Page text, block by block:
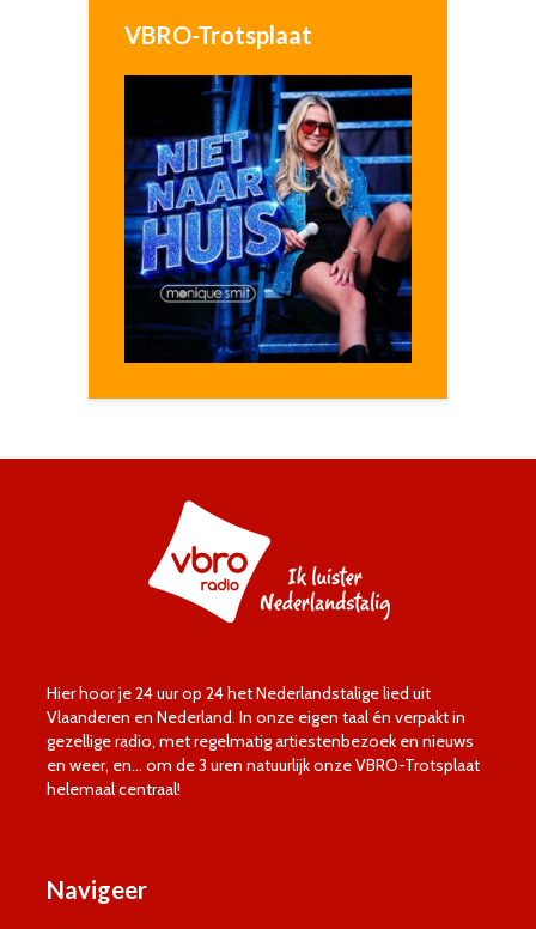
VBRO-Trotsplaat
Hier hoor je 24 uur op 24 het Nederlandstalige lied uit
Vlaanderen en Nederland. In onze eigen taal én verpakt in
gezellige radio, met regelmatig artiestenbezoek en nieuws
en weer, en… om de 3 uren natuurlijk onze VBRO-Trotsplaat
helemaal centraal!
Navigeer